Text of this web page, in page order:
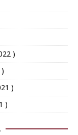
)
)
)